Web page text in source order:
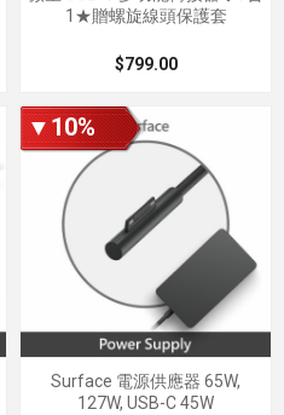
1★贈螺旋線頭保護套
$799.00
▼10%
Surface 電源供應器 65W,
127W, USB-C 45W